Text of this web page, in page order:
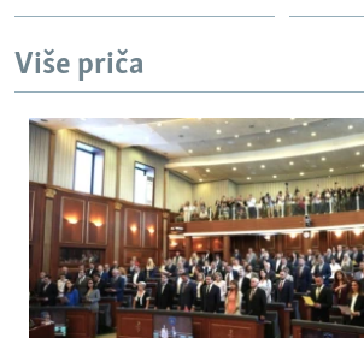
MOJA EVROPA
TRI DECENIJE OD RATA U BIH
SVE KARTE DEJTONA
NASTANAK I RASPAD JUGOSLAVIJE
Više priča